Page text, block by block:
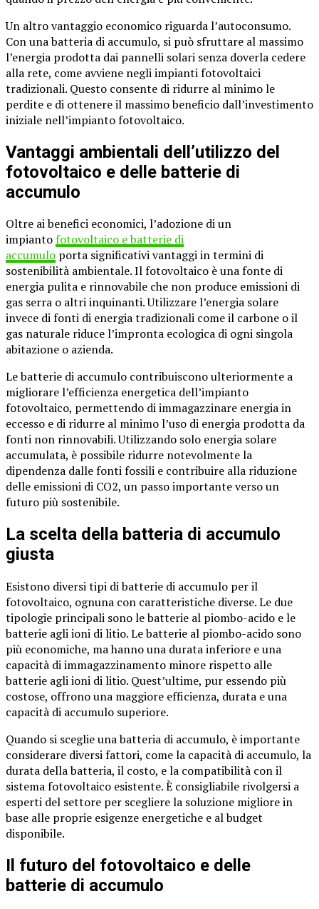
Un altro vantaggio economico riguarda l’autoconsumo.
Con una batteria di accumulo, si può sfruttare al massimo
l’energia prodotta dai pannelli solari senza doverla cedere
alla rete, come avviene negli impianti fotovoltaici
tradizionali. Questo consente di ridurre al minimo le
perdite e di ottenere il massimo beneficio dall’investimento
iniziale nell’impianto fotovoltaico.
Vantaggi ambientali dell’utilizzo del
fotovoltaico e delle batterie di
accumulo
Oltre ai benefici economici, l’adozione di un
impiantofotovoltaico e batterie di
accumulo porta significativi vantaggi in termini di
sostenibilità ambientale. Il fotovoltaico è una fonte di
energia pulita e rinnovabile che non produce emissioni di
gas serra o altri inquinanti. Utilizzare l’energia solare
invece di fonti di energia tradizionali come il carbone o il
gas naturale riduce l’impronta ecologica di ogni singola
abitazione o azienda.
Le batterie di accumulo contribuiscono ulteriormente a
migliorare l’efficienza energetica dell’impianto
fotovoltaico, permettendo di immagazzinare energia in
eccesso e di ridurre al minimo l’uso di energia prodotta da
fonti non rinnovabili. Utilizzando solo energia solare
accumulata, è possibile ridurre notevolmente la
dipendenza dalle fonti fossili e contribuire alla riduzione
delle emissioni di CO2, un passo importante verso un
futuro più sostenibile.
La scelta della batteria di accumulo
giusta
Esistono diversi tipi di batterie di accumulo per il
fotovoltaico, ognuna con caratteristiche diverse. Le due
tipologie principali sono le batterie al piombo-acido e le
batterie agli ioni di litio. Le batterie al piombo-acido sono
più economiche, ma hanno una durata inferiore e una
capacità di immagazzinamento minore rispetto alle
batterie agli ioni di litio. Quest’ultime, pur essendo più
costose, offrono una maggiore efficienza, durata e una
capacità di accumulo superiore.
Quando si sceglie una batteria di accumulo, è importante
considerare diversi fattori, come la capacità di accumulo, la
durata della batteria, il costo, e la compatibilità con il
sistema fotovoltaico esistente. È consigliabile rivolgersi a
esperti del settore per scegliere la soluzione migliore in
base alle proprie esigenze energetiche e al budget
disponibile.
Il futuro del fotovoltaico e delle
batterie di accumulo